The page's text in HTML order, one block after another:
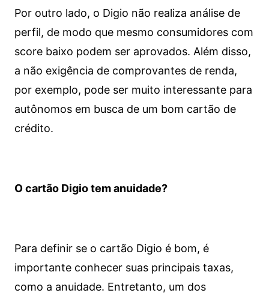
Por outro lado, o Digio não realiza análise de
perfil, de modo que mesmo consumidores com
score baixo podem ser aprovados. Além disso,
a não exigência de comprovantes de renda,
por exemplo, pode ser muito interessante para
autônomos em busca de um bom cartão de
crédito.
O cartão Digio tem anuidade?
Para definir se o cartão Digio é bom, é
importante conhecer suas principais taxas,
como a anuidade. Entretanto, um dos